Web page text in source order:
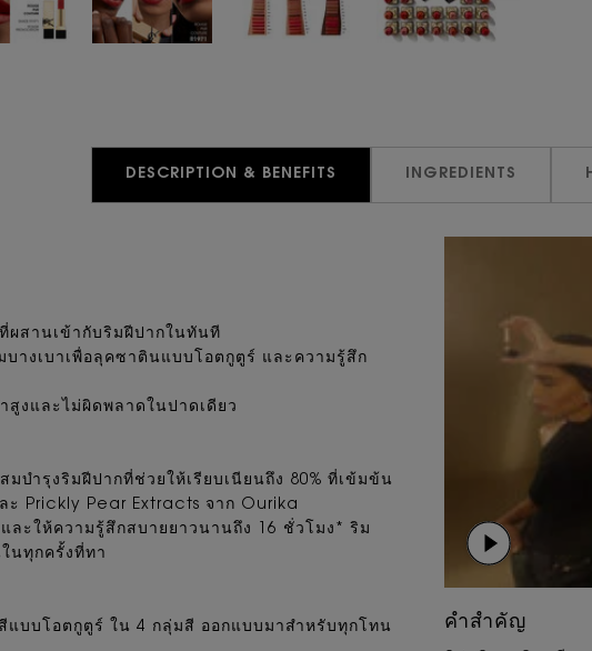
DESCRIPTION & BENEFITS INGREDIENTS
ผสานเข้ากับริมฝีปากในทันที
บางเบาเพื่อลุคซาตินแบบโอตกูตูร์ และความรู้สึก
สูงและไม่ผิดพลาดในปาดเดียว
บำรุงริมฝีปากที่ช่วยให้เรียบเนียนถึง 80% ที่เข้มข้น
Prickly Pear Extracts จาก Ourika
ะให้ความรู้สึกสบายยาวนานถึง 16 ชั่วโมง* ริม
นทุกครั้งที่ทา
แบบโอตกูตูร์ ใน 4 กลุ่มสี ออกแบบมาสำหรับทุกโทน
คำสำคัญ